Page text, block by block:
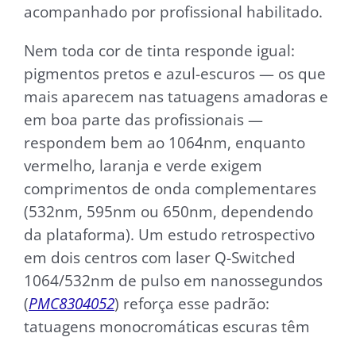
acompanhado por profissional habilitado.
Nem toda cor de tinta responde igual:
pigmentos pretos e azul-escuros — os que
mais aparecem nas tatuagens amadoras e
em boa parte das profissionais —
respondem bem ao 1064nm, enquanto
vermelho, laranja e verde exigem
comprimentos de onda complementares
(532nm, 595nm ou 650nm, dependendo
da plataforma). Um estudo retrospectivo
em dois centros com laser Q-Switched
1064/532nm de pulso em nanossegundos
(PMC8304052) reforça esse padrão:
tatuagens monocromáticas escuras têm